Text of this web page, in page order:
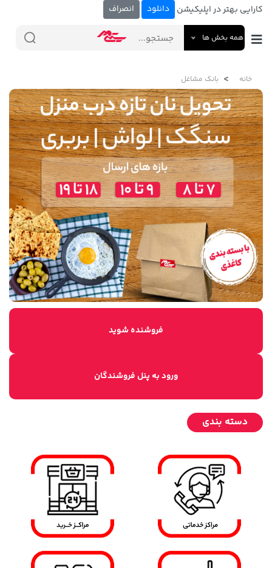
کارایی بهتر در اپلیکیشن دانلود انصراف
همه بخش ها
خانه بانک مشاغل
فروشنده شوید
ورود به پنل فروشندگان
دسته بندی